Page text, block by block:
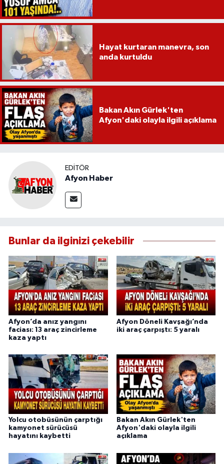
Hayat kurtaran manevra, son
anda kurtuldu
Bakan Akın Gürlek'ten
Afyon'daki olayla ilgili açıklama
EDITÖR
Afyon Haber
Bunlar da ilginizi çekebilir
Afyon’da anız yangını
faciası: 13 araç zincirleme
kaza yaptı
Afyon Döneli Kavşağı’nda
iki araç çarpıştı: 5 yaralı
Yolcu otobüsünün çarptığı
kamyonet sürücüsü
hayatını kaybetti
Bakan Akın Gürlek'ten
Afyon'daki olayla ilgili
açıklama